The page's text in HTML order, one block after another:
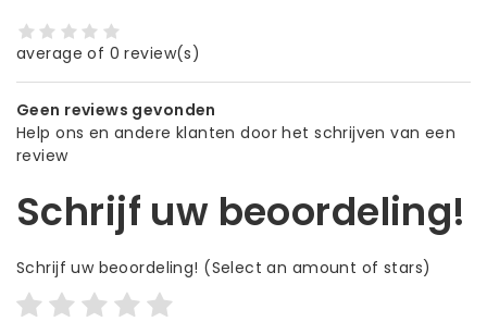
average of 0 review(s)
Geen reviews gevonden
Help ons en andere klanten door het schrijven van een
review
Schrijf uw beoordeling!
Schrijf uw beoordeling! (Select an amount of stars)